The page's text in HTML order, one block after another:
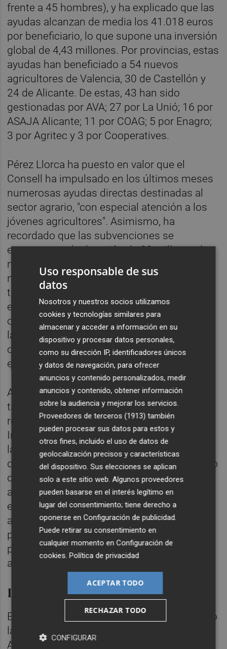
frente a 45 hombres), y ha explicado que las
ayudas alcanzan de media los 41.018 euros
por beneficiario, lo que supone una inversión
global de 4,43 millones. Por provincias, estas
ayudas han beneficiado a 54 nuevos
agricultores de Valencia, 30 de Castellón y
24 de Alicante. De estas, 43 han sido
gestionadas por AVA; 27 por La Unió; 16 por
ASAJA Alicante; 11 por COAG; 5 por Enagro;
3 por Agritec y 3 por Cooperatives.
Pérez Llorca ha puesto en valor que el
Consell ha impulsado en los últimos meses
numerosas ayudas directas destinadas al
sector agrario, "con especial atención a los
jóvenes agricultores". Asimismo, ha
recordado que las subvenciones se
enmarcan en la dotación de 29 millones, la
mayor hasta la fecha, dirigida a jóvenes y
nuevos agricultores, y que ha recibido un
total de 677 solicitudes. Además, ha puesto
en valor el apoyo que la Generalitat va a
ofrecer a todos los sectores productivos de
la Comunitat Valenciana para afrontar las
consecuencias de la guerra de Irán, incluido
el agrario.
Así, ha señalado que podrán acogerse
también a las ayudas anunciadas hoy tras la
reunión extraordinaria del Observatorio de la
Industria y los Sectores Económicos, como
las destinadas a autónomos, o beneficiarse
de la línea de crédito del Instituto Valenciano
de Finanzas para las empresas más
afectadas. El jefe del Consell ha remarcado
el "compromiso serio” del Consell con las
asociaciones agrarias, así como con la
promoción y el fomento del consumo de los
productos valencianos, para lo que ha
avanzado una nueva línea de subvenciones.
Innovación agrícola
El jefe del Ejecutivo valenciano ha destacado
la labor del centro experimental agrario de la
AVA-Asaja Finca Sinyent y ha señalado que
Uso responsable de sus
datos
Nosotros y nuestros socios utilizamos
cookies y tecnologías similares para
almacenar y acceder a información en su
dispositivo y procesar datos personales,
como su dirección IP, identificadores únicos
y datos de navegación, para ofrecer
anuncios y contenido personalizados, medir
anuncios y contenido, obtener información
sobre la audiencia y mejorar los servicios.
Proveedores de terceros (1913) también
pueden procesar sus datos para estos y
otros fines, incluido el uso de datos de
geolocalización precisos y características
del dispositivo. Sus elecciones se aplican
solo a este sitio web. Algunos proveedores
pueden basarse en el interés legítimo en
lugar del consentimiento; tiene derecho a
oponerse enConfiguración de publicidad
Puede retirar su consentimiento en
cualquier momento enConfiguración de
cookies .Política de privacidad
ACEPTAR TODO
RECHAZAR TODO
CONFIGURAR